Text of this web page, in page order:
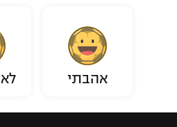
אהבתי